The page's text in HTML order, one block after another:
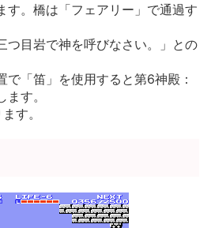
す。橋は「フェアリー」で通過す
つ目岩で神を呼びなさい。」との
で「笛」を使用すると第6神殿：
す。
す。